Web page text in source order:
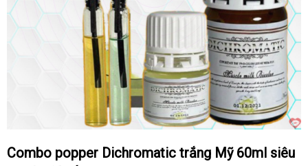
Combo popper Dichromatic trắng Mỹ 60ml siêu